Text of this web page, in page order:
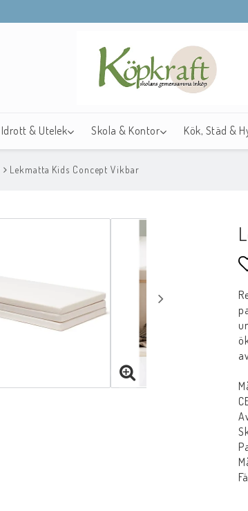
Idrott & Utelek Skola & Kontor Kök, Städ &
Lekmatta Kids Concept Vikbar